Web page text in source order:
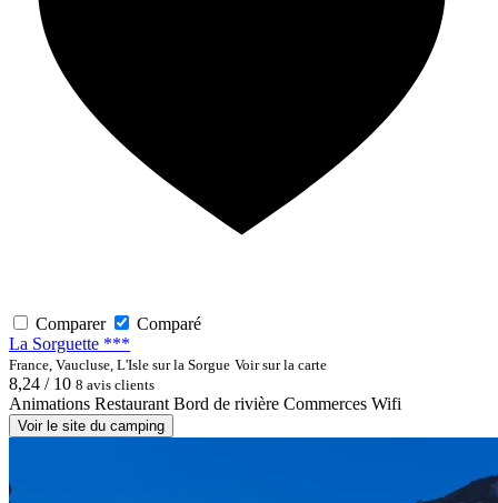
Comparer
Comparé
La Sorguette ***
France, Vaucluse, L'Isle sur la Sorgue Voir sur la carte
8,24 / 10 8 avis clients
Animations Restaurant Bord de rivière Commerces Wifi
Voir le site du camping